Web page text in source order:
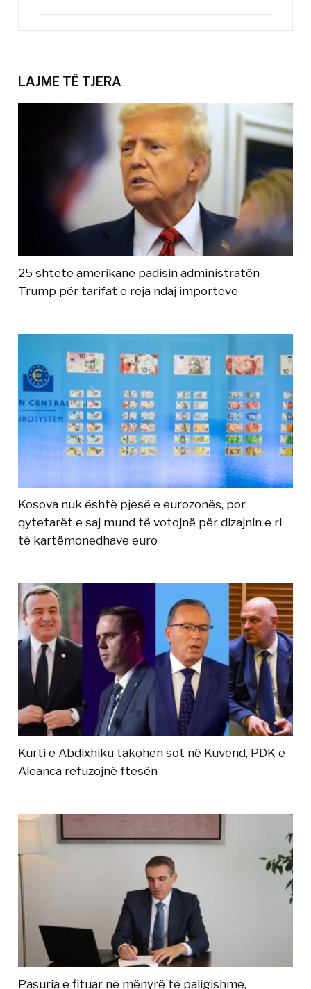
LAJME TË TJERA
25 shtete amerikane padisin administratën
Trump për tarifat e reja ndaj importeve
Kosova nuk është pjesë e eurozonës, por
qytetarët e saj mund të votojnë për dizajnin e ri
të kartëmonedhave euro
Kurti e Abdixhiku takohen sot në Kuvend, PDK e
Aleanca refuzojnë ftesën
Pasuria e fituar në mënyrë të paligjshme,